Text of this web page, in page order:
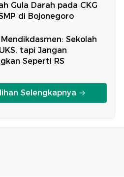
Gula Darah pada CKG
di Bojonegoro
Sekolah
tapi Jangan
Seperti RS
Selengkapnya